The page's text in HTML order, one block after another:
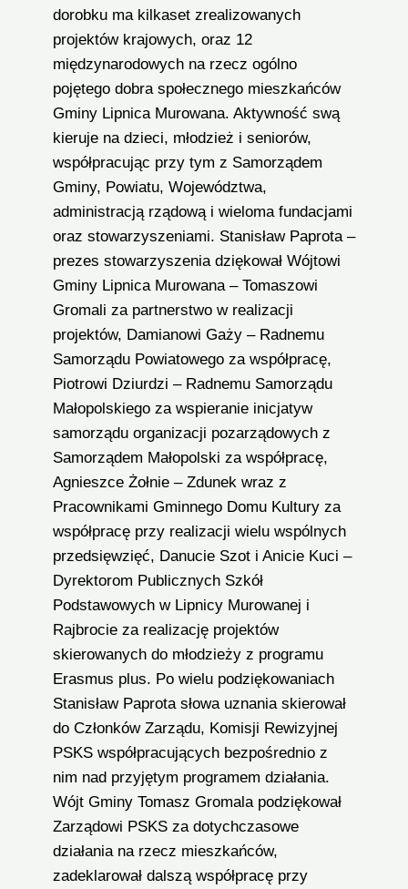
dorobku ma kilkaset zrealizowanych
projektów krajowych, oraz 12
międzynarodowych na rzecz ogólno
pojętego dobra społecznego mieszkańców
Gminy Lipnica Murowana. Aktywność swą
kieruje na dzieci, młodzież i seniorów,
współpracując przy tym z Samorządem
Gminy, Powiatu, Województwa,
administracją rządową i wieloma fundacjami
oraz stowarzyszeniami. Stanisław Paprota –
prezes stowarzyszenia dziękował Wójtowi
Gminy Lipnica Murowana – Tomaszowi
Gromali za partnerstwo w realizacji
projektów, Damianowi Gaży – Radnemu
Samorządu Powiatowego za współpracę,
Piotrowi Dziurdzi – Radnemu Samorządu
Małopolskiego za wspieranie inicjatyw
samorządu organizacji pozarządowych z
Samorządem Małopolski za współpracę,
Agnieszce Żołnie – Zdunek wraz z
Pracownikami Gminnego Domu Kultury za
współpracę przy realizacji wielu wspólnych
przedsięwzięć, Danucie Szot i Anicie Kuci –
Dyrektorom Publicznych Szkół
Podstawowych w Lipnicy Murowanej i
Rajbrocie za realizację projektów
skierowanych do młodzieży z programu
Erasmus plus. Po wielu podziękowaniach
Stanisław Paprota słowa uznania skierował
do Członków Zarządu, Komisji Rewizyjnej
PSKS współpracujących bezpośrednio z
nim nad przyjętym programem działania.
Wójt Gminy Tomasz Gromala podziękował
Zarządowi PSKS za dotychczasowe
działania na rzecz mieszkańców,
zadeklarował dalszą współpracę przy